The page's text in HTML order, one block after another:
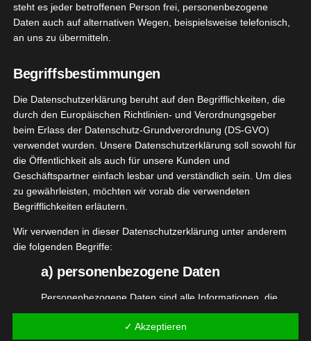
StandUp! – gegen Belästigung in der
Oktober 6, 2024 | Kooperation,Produktvorstellungen
Weiterlesen
4
12, 2022
LITTLE
Lifestyle
HEY LITTLE GREEN Weihnachstkarten
Dezember 4, 2022 | Deko ,Lifestyle,Produktvorstellungen
Sonstiges
steht es jeder betroffenen Person frei, personenbezogene
Daten auch auf alternativen Wegen, beispielsweise telefonisch,
an uns zu übermitteln.
Begriffsbestimmungen
Die Datenschutzerklärung beruht auf den Begrifflichkeiten, die
durch den Europäischen Richtlinien- und Verordnungsgeber
beim Erlass der Datenschutz-Grundverordnung (DS-GVO)
verwendet wurden. Unsere Datenschutzerklärung soll sowohl für
die Öffentlichkeit als auch für unsere Kunden und
Geschäftspartner einfach lesbar und verständlich sein. Um dies
zu gewährleisten, möchten wir vorab die verwendeten
Begrifflichkeiten erläutern.
Wir verwenden in dieser Datenschutzerklärung unter anderem
die folgenden Begriffe:
a) personenbezogene Daten
Personenbezogene Daten sind alle Informationen, die
sich auf eine identifizierte oder identifizierbare natürliche
Person (im Folgenden "betroffene Person") beziehen. Als
✓ Akzeptieren